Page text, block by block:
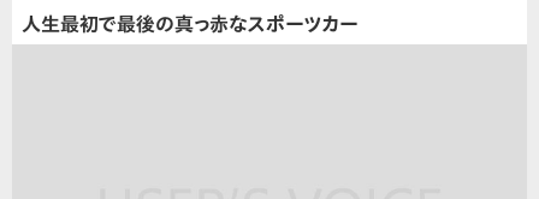
人生最初で最後の真っ赤なスポーツカー